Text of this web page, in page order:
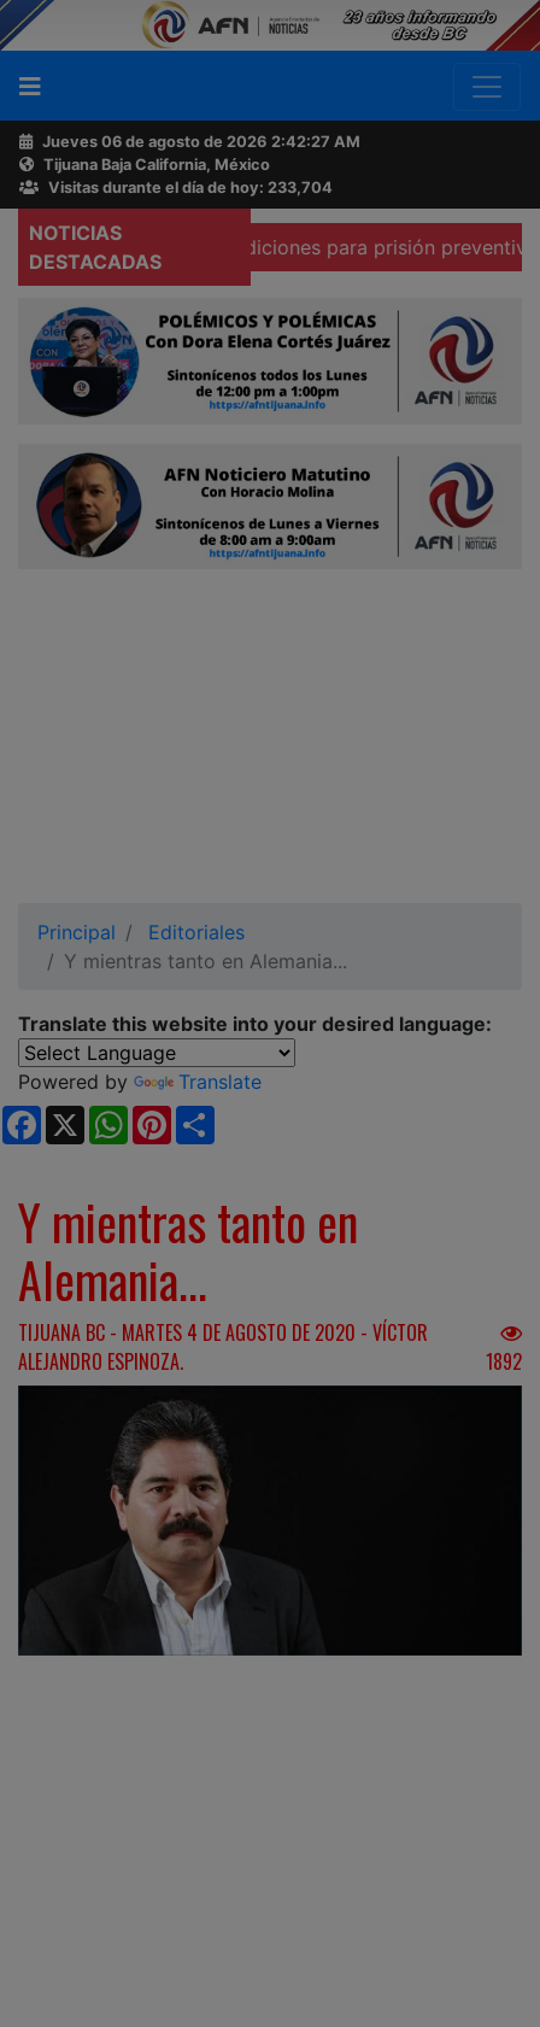
Jueves 06 de agosto de 2026 2:42:28 AM
Tijuana Baja California, México
Visitas durante el día de hoy: 233,704
NOTICIAS
DESTACADAS
que existen condiciones para prisión preventiva
Principal
Editoriales
Y mientras tanto en Alemania...
Translate this website into your desired language:
Powered by
Translate
Facebook
X WhatsApp
Pinterest
Y mientras tanto en
Alemania...
TIJUANA BC - MARTES 4 DE AGOSTO DE 2020 - VÍCTOR
ALEJANDRO ESPINOZA.
1892
Buscador
Acerca
de
AFN
Ventas
Contacto
Reportero
Ciudadano